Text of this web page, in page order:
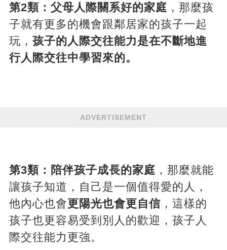
第2類：父母人際關系好的家庭 ，那麼孩
子就有更多的機會跟鄰居家的孩子一起
玩， 孩子的人際交往能力是在不斷地進
行人際交往中學習來的。
ADVERTISEMENT
第3類：陪伴孩子成長的家庭 ，那麼就能
讓孩子知道，自己是一個值得愛的人，
他內心也會更陽光也會更自信，這樣的
孩子也更容易受到別人的歡迎，孩子人
際交往能力更強。